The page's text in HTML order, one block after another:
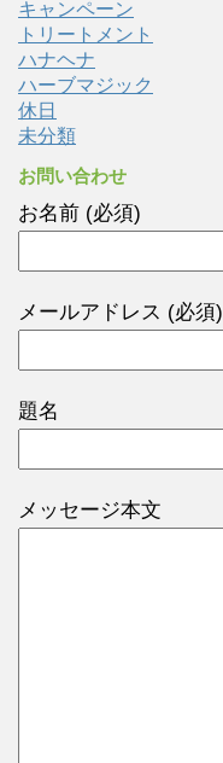
キャンペーン
トリートメント
ハナヘナ
ハーブマジック
休日
未分類
お問い合わせ
お名前 (必須)
メールアドレス (必須)
題名
メッセージ本文